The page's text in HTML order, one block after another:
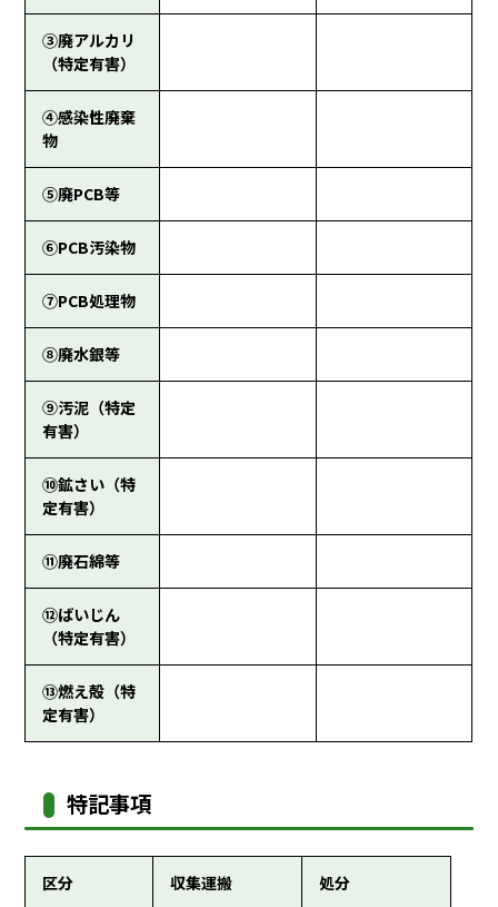
③廃アルカリ
（特定有害）
④感染性廃棄
物
⑤廃PCB等
⑥PCB汚染物
⑦PCB処理物
⑧廃水銀等
⑨汚泥（特定
有害）
⑩鉱さい（特
定有害）
⑪廃石綿等
⑫ばいじん
（特定有害）
⑬燃え殻（特
定有害）
特記事項
区分 収集運搬 処分